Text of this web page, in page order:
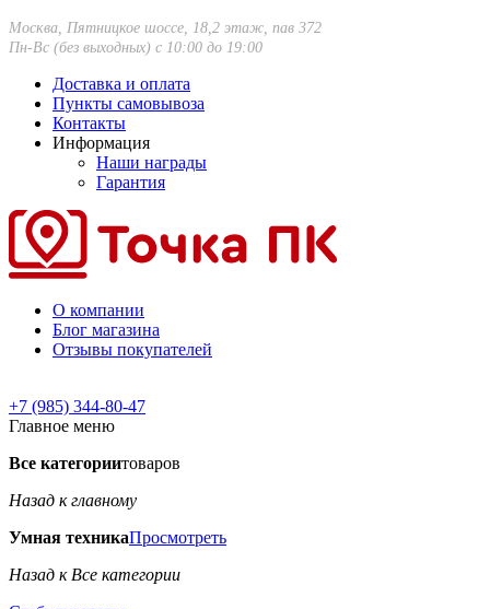
Москва, Пятницкое шоссе, 18,2 этаж, пав 372
Пн-Вс (без выходных) с 10:00 до 19:00
Доставка и оплата
Пункты самовывоза
Контакты
Информация
Наши награды
Гарантия
О компании
Блог магазина
Отзывы покупателей
+7 (985) 344-80-47
Главное меню
Все категориитоваров
Назад к главному
Умная техникаПросмотреть
Назад к Все категории